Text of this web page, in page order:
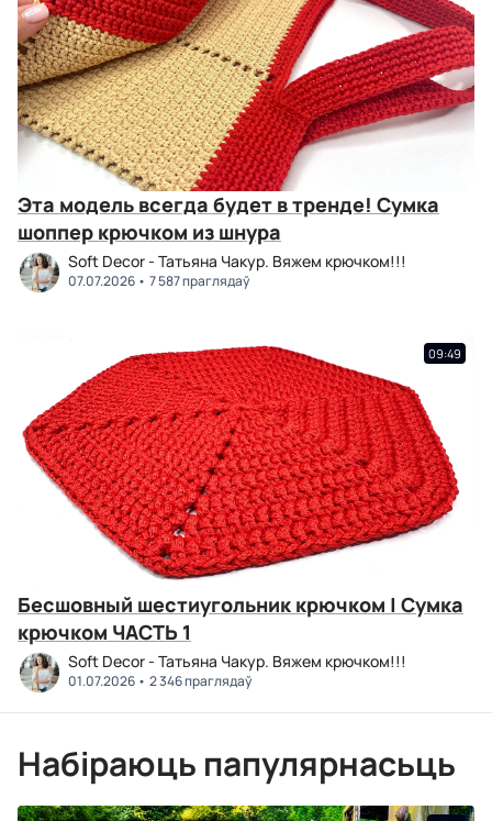
Эта модель всегда будет в тренде! Сумка
шоппер крючком из шнура
Soft Decor - Татьяна Чакур. Вяжем крючком!!!
07.07.2026 7 587 праглядаў
09:49
Бесшовный шестиугольник крючком | Сумка
крючком ЧАСТЬ 1
Soft Decor - Татьяна Чакур. Вяжем крючком!!!
01.07.2026 2 346 праглядаў
Набіраюць папулярнасьць